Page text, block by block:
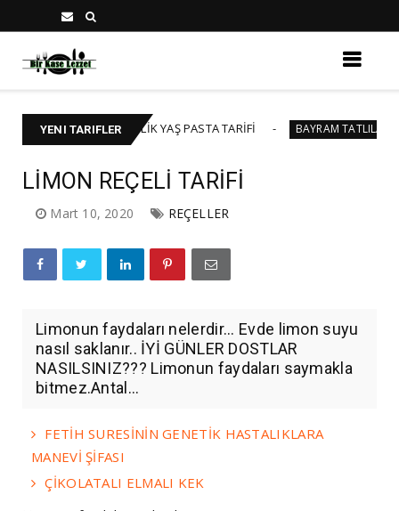
YENI TARIFLER
🍰 40-45 KİŞİLİK YAŞ PASTA TARİFİ BAYRAM TATLILARI
LİMON REÇELİ TARİFİ
Mart 10, 2020 REÇELLER
Limonun faydaları nelerdir... Evde limon suyu
nasıl saklanır.. İYİ GÜNLER DOSTLAR
NASILSINIZ??? Limonun faydaları saymakla
bitmez.Antal...
FETİH SURESİNİN GENETİK HASTALIKLARA
MANEVİ ŞİFASI
ÇİKOLATALI ELMALI KEK